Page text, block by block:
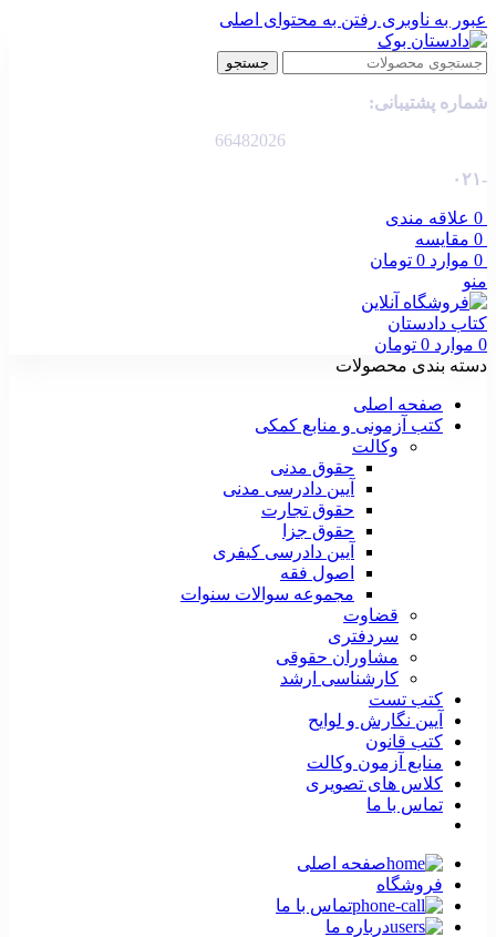
عبور به ناوبری رفتن به محتوای اصلی
جستجو
شماره پشتیبانی:
66482026
-۰۲۱
0 علاقه مندی
0 مقایسه
0 موارد 0 تومان
منو
0 موارد 0 تومان
دسته بندی محصولات
صفحه اصلی
کتب آزمونی و منابع کمکی
وکالت
حقوق مدنی
آیین دادرسی مدنی
حقوق تجارت
حقوق جزا
آیین دادرسی کیفری
اصول فقه
مجموعه سوالات سنوات
قضاوت
سردفتری
مشاوران حقوقی
کارشناسی ارشد
کتب تست
آیین نگارش و لوایح
کتب قانون
منابع آزمون وکالت
کلاس های تصویری
تماس با ما
صفحه اصلی
فروشگاه
تماس با ما
درباره ما